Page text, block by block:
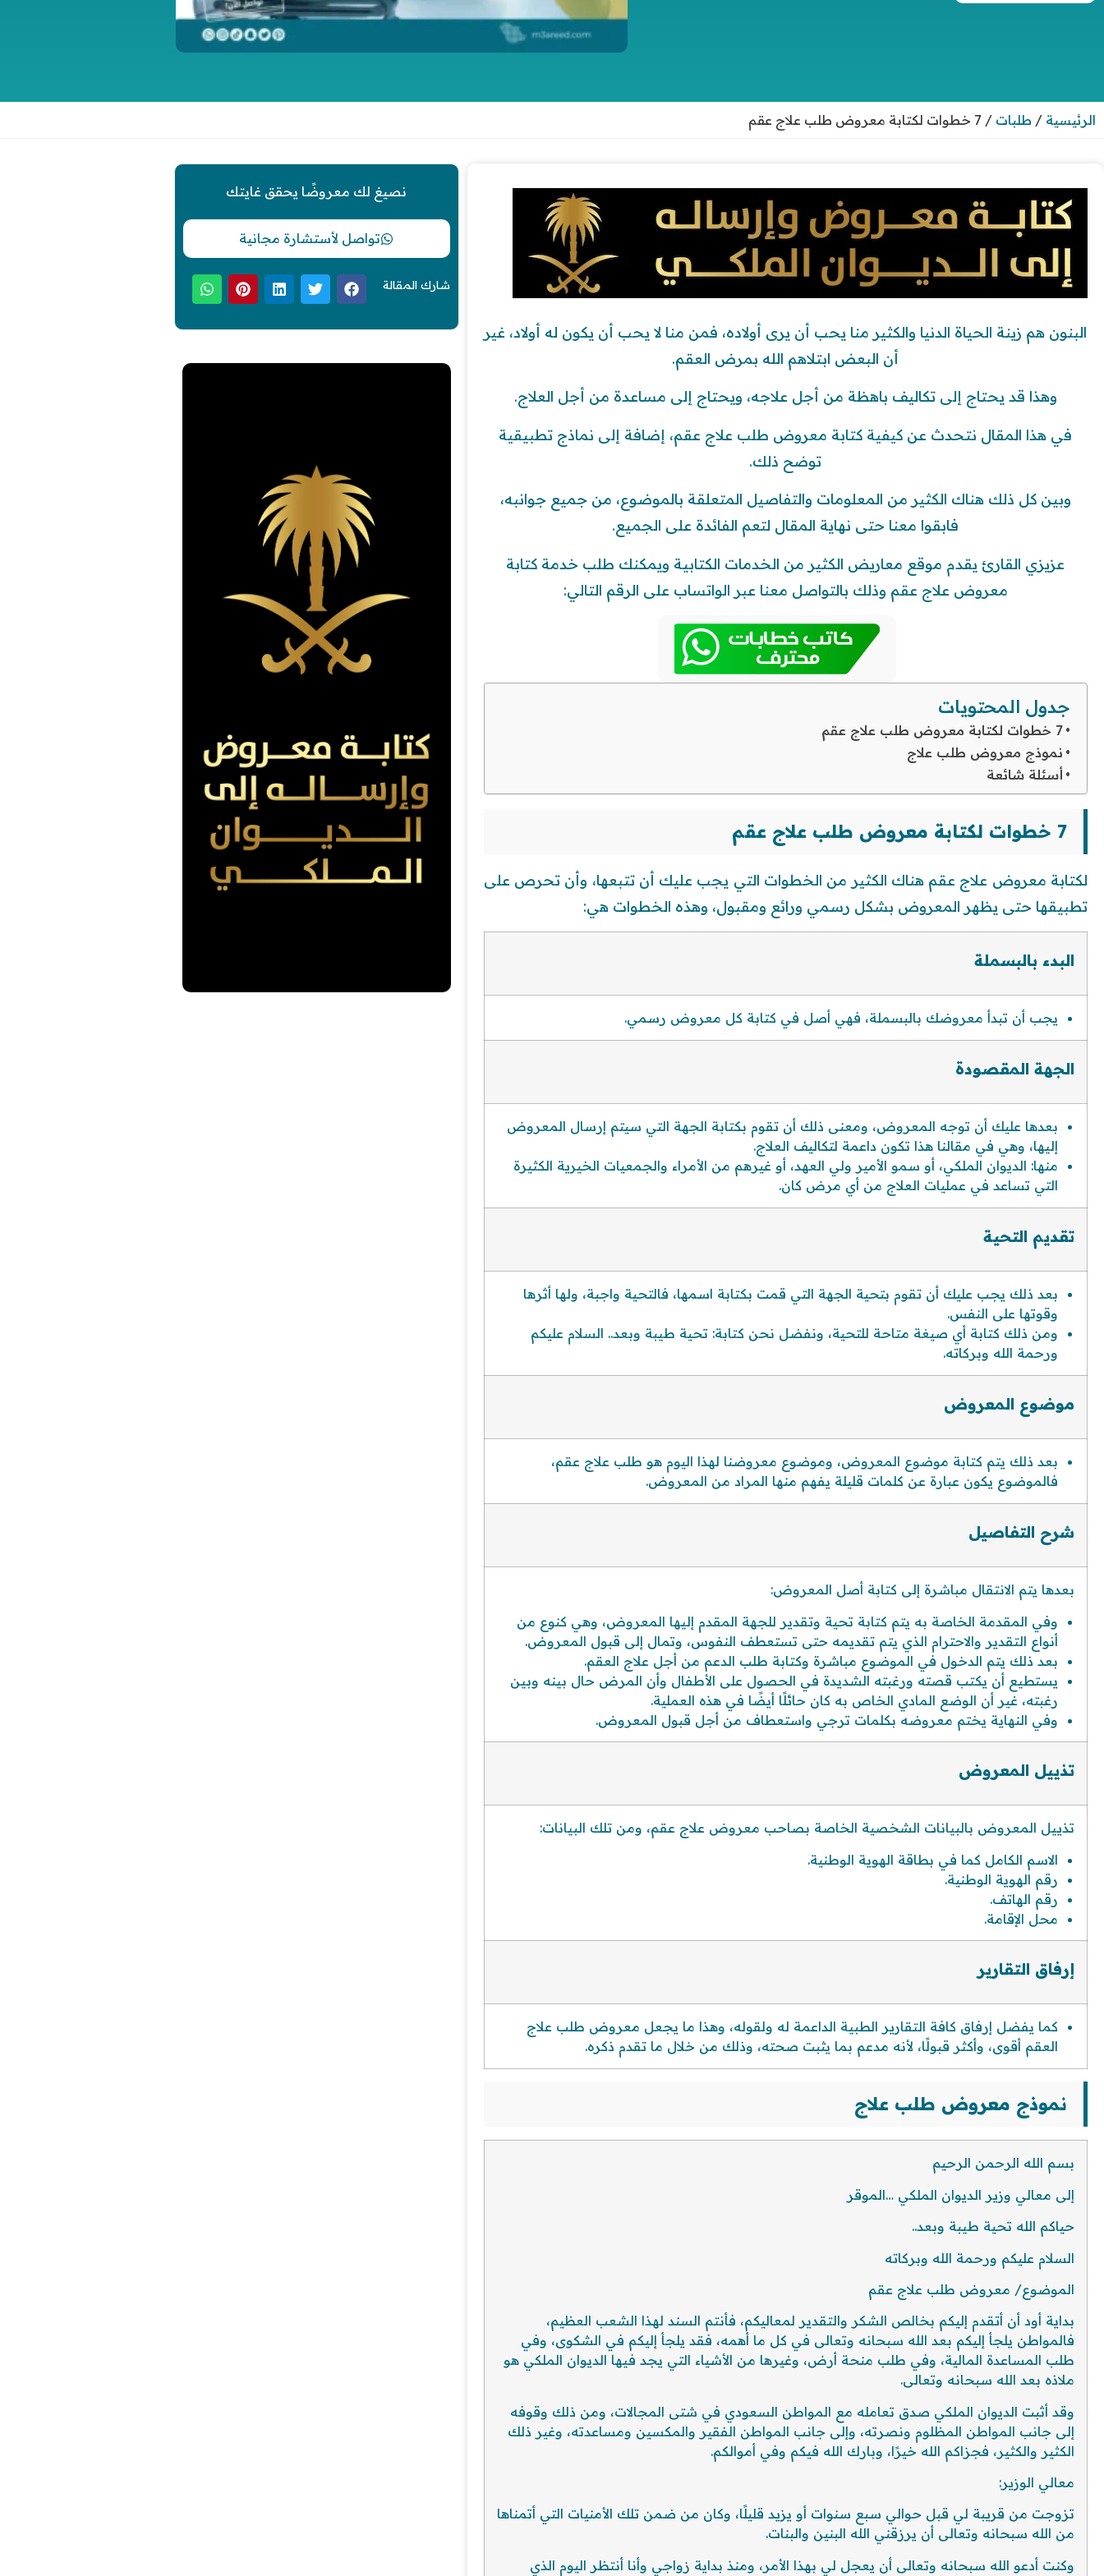
الرئيسية / طلبات / 7 خطوات لكتابة معروض طلب علاج عقم
البنون هم زينة الحياة الدنيا والكثير منا يحب أن يرى أولاده، فمن منا لا يحب أن يكون له أولاد، غير
أن البعض ابتلاهم الله بمرض العقم.
وهذا قد يحتاج إلى تكاليف باهظة من أجل علاجه، ويحتاج إلى مساعدة من أجل العلاج.
في هذا المقال نتحدث عن كيفية كتابة معروض طلب علاج عقم، إضافة إلى نماذج تطبيقية
توضح ذلك.
وبين كل ذلك هناك الكثير من المعلومات والتفاصيل المتعلقة بالموضوع، من جميع جوانبه،
فابقوا معنا حتى نهاية المقال لتعم الفائدة على الجميع.
عزيزي القارئ يقدم موقع معاريض الكثير من الخدمات الكتابية ويمكنك طلب خدمة كتابة
معروض علاج عقم وذلك بالتواصل معنا عبر الواتساب على الرقم التالي:
جدول المحتويات
7 خطوات لكتابة معروض طلب علاج عقم
نموذج معروض طلب علاج
أسئلة شائعة
7 خطوات لكتابة معروض طلب علاج عقم
لكتابة معروض علاج عقم هناك الكثير من الخطوات التي يجب عليك أن تتبعها، وأن تحرص على
تطبيقها حتى يظهر المعروض بشكل رسمي ورائع ومقبول، وهذه الخطوات هي:
البدء بالبسملة
يجب أن تبدأ معروضك بالبسملة، فهي أصل في كتابة كل معروض رسمي.
الجهة المقصودة
بعدها عليك أن توجه المعروض، ومعنى ذلك أن تقوم بكتابة الجهة التي سيتم إرسال المعروض
إليها، وهي في مقالنا هذا تكون داعمة لتكاليف العلاج.
منها: الديوان الملكي، أو سمو الأمير ولي العهد، أو غيرهم من الأمراء والجمعيات الخيرية الكثيرة
التي تساعد في عمليات العلاج من أي مرض كان.
تقديم التحية
بعد ذلك يجب عليك أن تقوم بتحية الجهة التي قمت بكتابة اسمها، فالتحية واجبة، ولها أثرها
وقوتها على النفس.
ومن ذلك كتابة أي صيغة متاحة للتحية، ونفضل نحن كتابة: تحية طيبة وبعد.. السلام عليكم
ورحمة الله وبركاته.
موضوع المعروض
بعد ذلك يتم كتابة موضوع المعروض، وموضوع معروضنا لهذا اليوم هو طلب علاج عقم،
فالموضوع يكون عبارة عن كلمات قليلة يفهم منها المراد من المعروض.
شرح التفاصيل
بعدها يتم الانتقال مباشرة إلى كتابة أصل المعروض:
وفي المقدمة الخاصة به يتم كتابة تحية وتقدير للجهة المقدم إليها المعروض، وهي كنوع من
أنواع التقدير والاحترام الذي يتم تقديمه حتى تستعطف النفوس، وتمال إلى قبول المعروض.
بعد ذلك يتم الدخول في الموضوع مباشرة وكتابة طلب الدعم من أجل علاج العقم.
يستطيع أن يكتب قصته ورغبته الشديدة في الحصول على الأطفال وأن المرض حال بينه وبين
رغبته، غير أن الوضع المادي الخاص به كان حائلًا أيضًا في هذه العملية.
وفي النهاية يختم معروضه بكلمات ترجي واستعطاف من أجل قبول المعروض.
تذييل المعروض
تذييل المعروض بالبيانات الشخصية الخاصة بصاحب معروض علاج عقم، ومن تلك البيانات:
الاسم الكامل كما في بطاقة الهوية الوطنية.
رقم الهوية الوطنية.
رقم الهاتف.
محل الإقامة.
إرفاق التقارير
كما يفضل إرفاق كافة التقارير الطبية الداعمة له ولقوله، وهذا ما يجعل معروض طلب علاج
العقم أقوى، وأكثر قبولًا، لأنه مدعم بما يثبت صحته، وذلك من خلال ما تقدم ذكره.
نموذج معروض طلب علاج
بسم الله الرحمن الرحيم
إلى معالي وزير الديوان الملكي …الموقر
حياكم الله تحية طيبة وبعد..
السلام عليكم ورحمة الله وبركاته
الموضوع/ معروض طلب علاج عقم
بداية أود أن أتقدم إليكم بخالص الشكر والتقدير لمعاليكم، فأنتم السند لهذا الشعب العظيم،
فالمواطن يلجأ إليكم بعد الله سبحانه وتعالى في كل ما أهمه، فقد يلجأ إليكم في الشكوى، وفي
طلب المساعدة المالية، وفي طلب منحة أرض، وغيرها من الأشياء التي يجد فيها الديوان الملكي هو
ملاذه بعد الله سبحانه وتعالى.
وقد أثبت الديوان الملكي صدق تعامله مع المواطن السعودي في شتى المجالات، ومن ذلك وقوفه
إلى جانب المواطن المظلوم ونصرته، وإلى جانب المواطن الفقير والمكسين ومساعدته، وغير ذلك
الكثير والكثير، فجزاكم الله خيرًا، وبارك الله فيكم وفي أموالكم.
معالي الوزير:
تزوجت من قريبة لي قبل حوالي سبع سنوات أو يزيد قليلًا، وكان من ضمن تلك الأمنيات التي أتمناها
من الله سبحانه وتعالى أن يرزقني الله البنين والبنات.
وكنت أدعو الله سبحانه وتعالى أن يعجل لي بهذا الأمر، ومنذ بداية زواجي وأنا أنتظر اليوم الذي
نصيغ لك معروضًا يحقق غايتك
تواصل لأستشارة مجانية
شارك المقالة